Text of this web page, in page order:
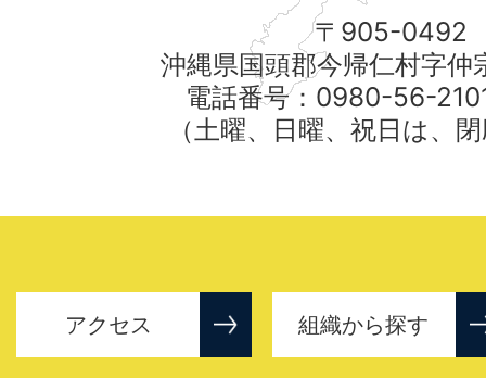
〒905-0492
沖縄県国頭郡今帰仁村字仲
電話番号：0980-56-
（土曜、日曜、祝日は、
アクセス 組織から探す